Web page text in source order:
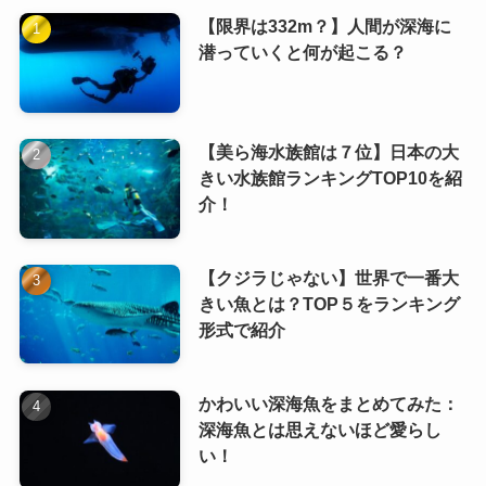
【限界は332m？】人間が深海に
潜っていくと何が起こる？
【美ら海水族館は７位】日本の大
きい水族館ランキングTOP10を紹
介！
【クジラじゃない】世界で一番大
きい魚とは？TOP５をランキング
形式で紹介
かわいい深海魚をまとめてみた：
深海魚とは思えないほど愛らし
い！